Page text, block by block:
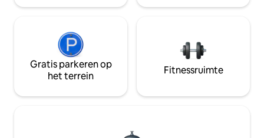
Gratis parkeren op
het terrein
Fitnessruimte